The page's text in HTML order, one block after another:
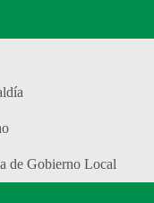
de Gobierno Local